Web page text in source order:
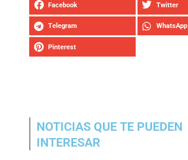
Facebook Twitter
Telegram WhatsApp
Pinterest
NOTICIAS QUE TE PUEDEN
INTERESAR